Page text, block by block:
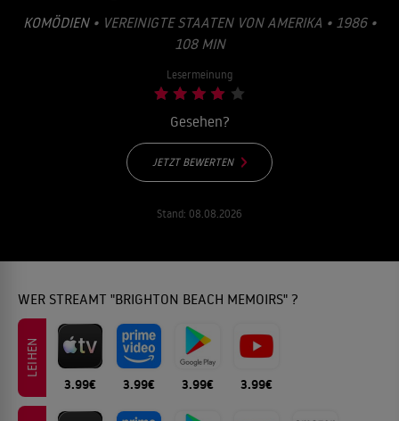
KOMÖDIEN• VEREINIGTE STAATEN VON AMERIKA • 1986 •
108 MIN
Lesermeinung
Gesehen?
JETZT BEWERTEN
Stand: 08.08.2026
WER STREAMT "BRIGHTON BEACH MEMOIRS" ?
LEIHEN
3.99€ 3.99€ 3.99€ 3.99€